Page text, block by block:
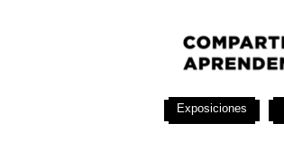
Exposiciones